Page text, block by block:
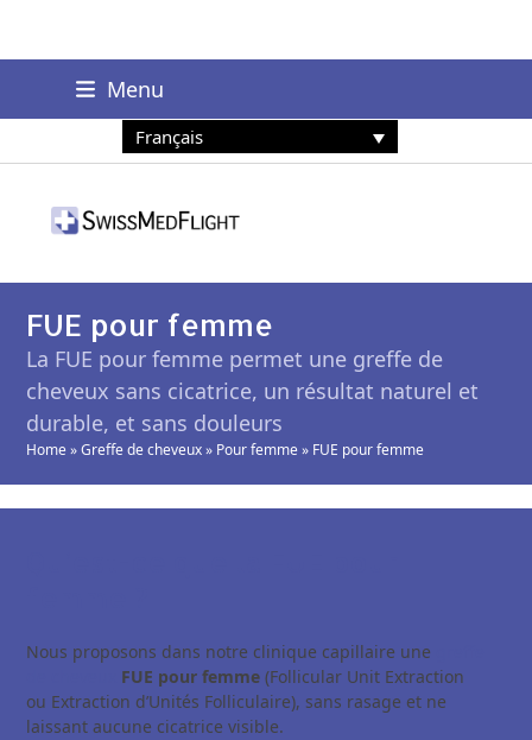
Menu
Français
FUE pour femme
La FUE pour femme permet une greffe de
cheveux sans cicatrice, un résultat naturel et
durable, et sans douleurs
Home»Greffe de cheveux» Pour femme» FUE pour femme
Nous proposons dans notre clinique capillaire une
FUE pour femme (Follicular Unit Extraction
ou Extraction d’Unités Folliculaire), sans rasage et ne
laissant aucune cicatrice visible.